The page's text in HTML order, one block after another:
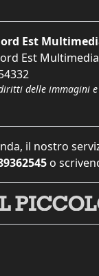
Est
Est Multimedia
delle immagini e
il nostro
o